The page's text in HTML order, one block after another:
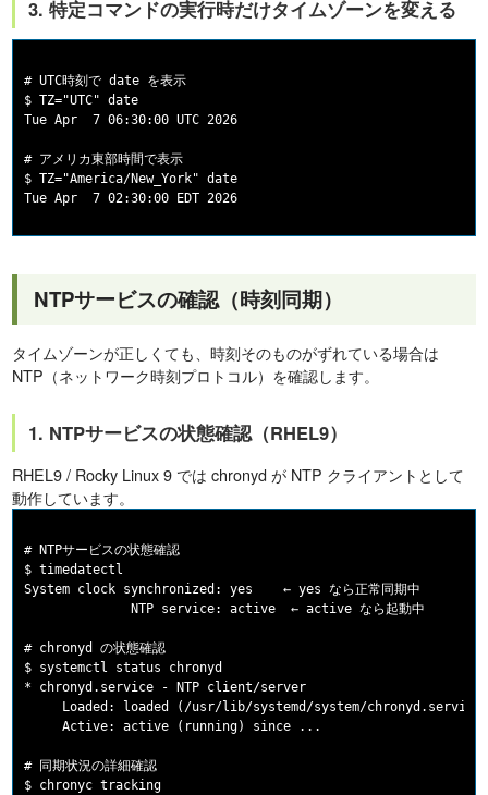
3. 特定コマンドの実行時だけタイムゾーンを変える
# UTC時刻で date を表示
$ TZ="UTC" date
Tue Apr  7 06:30:00 UTC 2026
# アメリカ東部時間で表示
$ TZ="America/New_York" date
NTPサービスの確認（時刻同期）
タイムゾーンが正しくても、時刻そのものがずれている場合は
NTP（ネットワーク時刻プロトコル）を確認します。
1. NTPサービスの状態確認（RHEL9）
RHEL9 / Rocky Linux 9 では chronyd が NTP クライアントとして
動作しています。
# NTPサービスの状態確認
$ timedatectl
System clock synchronized: yes    ← yes なら正常同期中
              NTP service: active  ← active なら起動中
# chronyd の状態確認
$ systemctl status chronyd
* chronyd.service - NTP client/server
Loaded: loaded (/usr/lib/systemd/system/
     Active: active (running) since ...
# 同期状況の詳細確認
$ chronyc tracking